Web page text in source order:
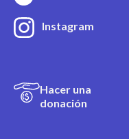
Instagram
Hacer una
donación